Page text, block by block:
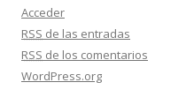
Acceder
RSS de las entradas
RSS de los comentarios
WordPress.org